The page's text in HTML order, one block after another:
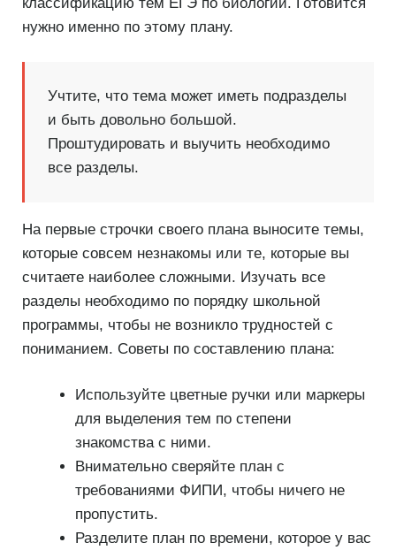
классификацию тем ЕГЭ по биологии. Готовится
нужно именно по этому плану.
Учтите, что тема может иметь подразделы
и быть довольно большой.
Проштудировать и выучить необходимо
все разделы.
На первые строчки своего плана выносите темы,
которые совсем незнакомы или те, которые вы
считаете наиболее сложными. Изучать все
разделы необходимо по порядку школьной
программы, чтобы не возникло трудностей с
пониманием. Советы по составлению плана:
Используйте цветные ручки или маркеры
для выделения тем по степени
знакомства с ними.
Внимательно сверяйте план с
требованиями ФИПИ, чтобы ничего не
пропустить.
Разделите план по времени, которое у вас